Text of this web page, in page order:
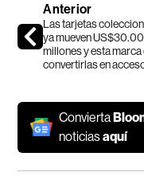
Anterior
Las tarjetas
ya mueven
millones y esta
convertirlas en
Convierta
noticiasaquí